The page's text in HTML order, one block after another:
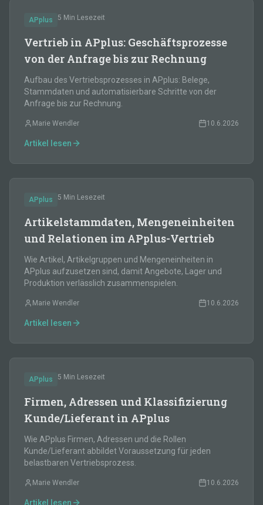
APplus 5 Min Lesezeit
Vertrieb in APplus: Geschäftsprozesse
von der Anfrage bis zur Rechnung
Aufbau des Vertriebsprozesses in APplus: Belege,
Stammdaten und automatisierbare Schritte von der
Anfrage bis zur Rechnung.
Marie Wendler 10.6.2026
Artikel lesen
APplus 5 Min Lesezeit
Artikelstammdaten, Mengeneinheiten
und Relationen im APplus-Vertrieb
Wie Artikel, Artikelgruppen und Mengeneinheiten in
APplus aufzusetzen sind, damit Angebote, Lager und
Produktion verlässlich zusammenspielen.
Marie Wendler 10.6.2026
Artikel lesen
APplus 5 Min Lesezeit
Firmen, Adressen und Klassifizierung
Kunde/Lieferant in APplus
Wie APplus Firmen, Adressen und die Rollen
Kunde/Lieferant abbildet Voraussetzung für jeden
belastbaren Vertriebsprozess.
Marie Wendler 10.6.2026
Artikel lesen